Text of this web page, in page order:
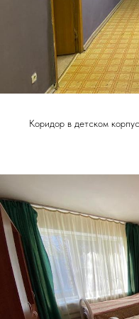
Коридор в детском